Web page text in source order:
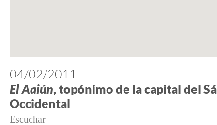
04/02/2011
El Aaiún, topónimo de la capital del
Occidental
Escuchar